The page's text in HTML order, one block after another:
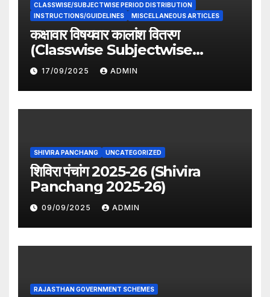
CLASSWISE/SUBJECTWISE PERIOD DISTRIBUTION
INSTRUCTIONS/GUIDELINES
MISCELLANEOUS ARTICLES
कक्षावार विषयवार कालांश वितरण
(Classwise Subjectwise
period distribution)
17/09/2025 ADMIN
SHIVIRA PANCHANG UNCATEGORIZED
शिविरा पंचांग 2025-26 (Shivira
Panchang 2025-26)
09/09/2025 ADMIN
RAJASTHAN GOVERNMENT SCHEMES